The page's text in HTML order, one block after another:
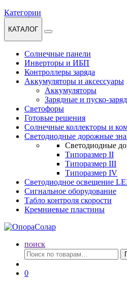
Категории
КАТАЛОГ
Солнечные панели
Инверторы и ИБП
Контроллеры заряда
Аккумуляторы и аксессуары
Аккумуляторы
Зарядные и пуско-
Светофоры
Готовые решения
Солнечные коллекторы и
Светодиодные дорожные
Светодиодные
Типоразмер II
Типоразмер III
Типоразмер IV
Светодиодное освещение
Сигнальное оборудование
Табло контроля скорости
Кремниевые пластины
поиск
Искать:
0